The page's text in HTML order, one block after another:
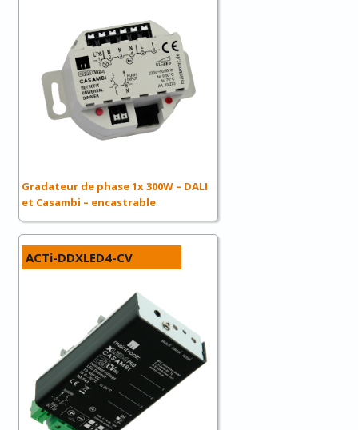
Gradateur de phase 1x 300W – DALI
et Casambi – encastrable
ACTi-DDXLED4-CV